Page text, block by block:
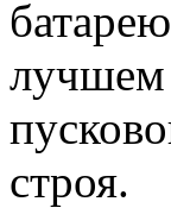
строя.